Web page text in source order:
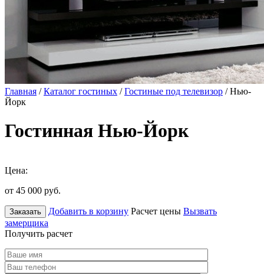
Главная /Каталог гостиных /Гостиные под телевизор / Нью-
Йорк
Гостинная Нью-Йорк
Цена:
от 45 000 руб.
Заказать Добавить в корзину Расчет цены Вызвать
замерщика
Получить расчет